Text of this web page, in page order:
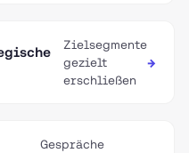
Zielsegmente
gezielt
erschließen
→
Gespräche